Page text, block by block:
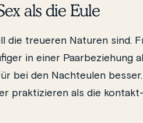
als die Eule
die treueren Naturen sind.
in einer Paarbeziehung
bei den Nachteulen
praktizieren als die